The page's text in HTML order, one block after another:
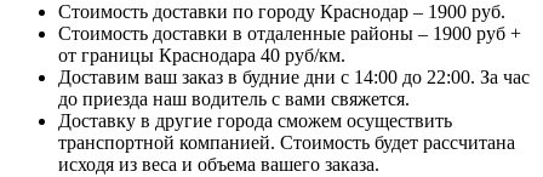
Стоимость доставки по городу Краснодар – 1900 руб.
Стоимость доставки в отдаленные районы – 1900 руб +
от границы Краснодара 40 руб/км.
Доставим ваш заказ в будние дни с 14:00 до 22:00. За час
до приезда наш водитель с вами свяжется.
Доставку в другие города сможем осуществить
транспортной компанией. Стоимость будет рассчитана
исходя из веса и объема вашего заказа.